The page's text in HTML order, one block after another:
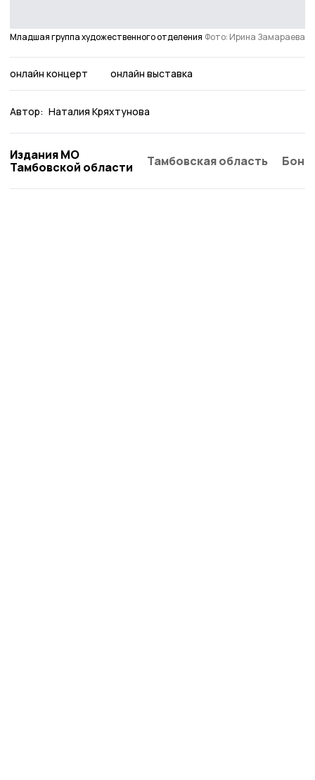
Младшая группа художественного отделения Фото: Ирина Замараева
онлайн концерт онлайн выставка
Автор: Наталия Кряхтунова
Издания МО
Тамбовской области
Тамбовская область